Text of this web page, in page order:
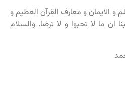
و الایمان و معارف القرآن العظیم و
ان ما لا تحبوا و لا ترضا. والسلام